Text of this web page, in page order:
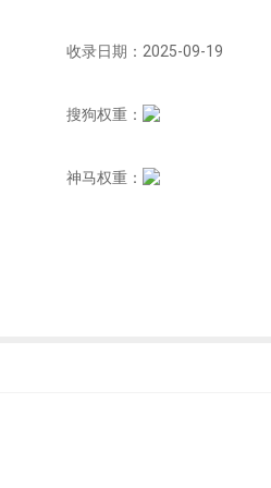
收录日期：2025-09-19
搜狗权重：
神马权重：